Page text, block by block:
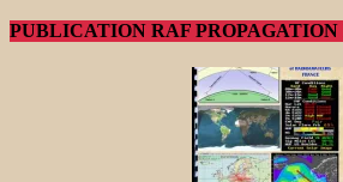
PUBLICATION RAF PROPAGATION